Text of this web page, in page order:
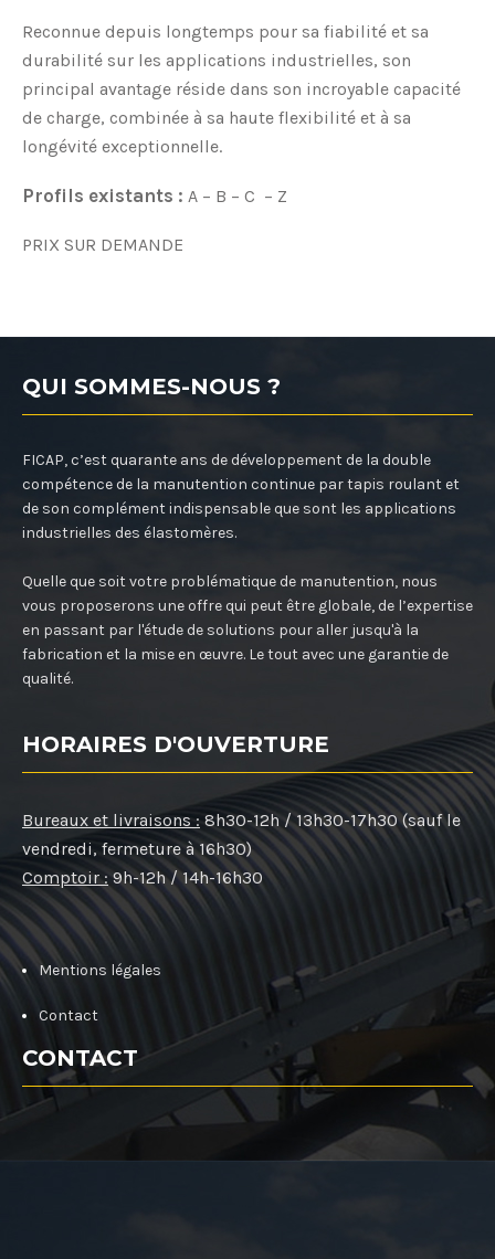
Reconnue depuis longtemps pour sa fiabilité et sa
durabilité sur les applications industrielles, son
principal avantage réside dans son incroyable capacité
de charge, combinée à sa haute flexibilité et à sa
longévité exceptionnelle.
Profils existants : A – B – C – Z
PRIX SUR DEMANDE
QUI SOMMES-NOUS ?
FICAP, c’est quarante ans de développement de la double
compétence de la manutention continue par tapis roulant et
de son complément indispensable que sont les applications
industrielles des élastomères.
Quelle que soit votre problématique de manutention, nous
vous proposerons une offre qui peut être globale, de l’expertise
en passant par l'étude de solutions pour aller jusqu'à la
fabrication et la mise en œuvre. Le tout avec une garantie de
qualité.
HORAIRES D'OUVERTURE
Bureaux et livraisons : 8h30-12h / 13h30-17h30 (sauf le
vendredi, fermeture à 16h30)
Comptoir : 9h-12h / 14h-16h30
Mentions légales
Contact
CONTACT